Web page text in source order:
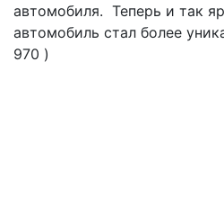
автомобиля. Теперь и так
автомобиль стал более
970 )